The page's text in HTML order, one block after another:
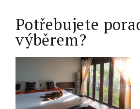
Potřebujete
výběrem?